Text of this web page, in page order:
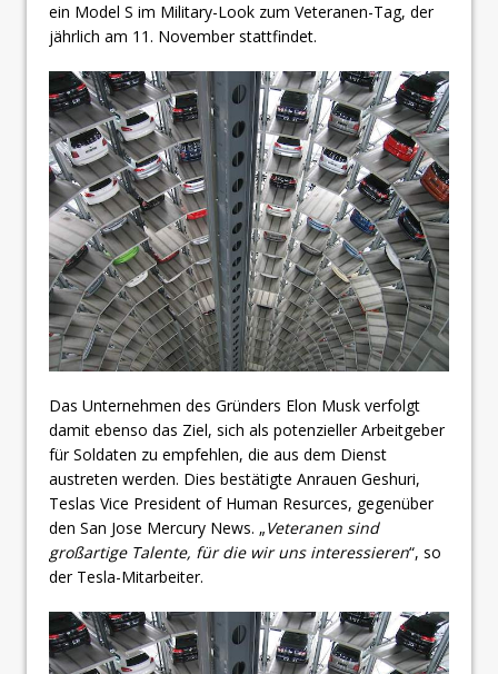
ein Model S im Military-Look zum Veteranen-Tag, der
jährlich am 11. November stattfindet.
Das Unternehmen des Gründers Elon Musk verfolgt
damit ebenso das Ziel, sich als potenzieller Arbeitgeber
für Soldaten zu empfehlen, die aus dem Dienst
austreten werden. Dies bestätigte Anrauen Geshuri,
Teslas Vice President of Human Resurces, gegenüber
den San Jose Mercury News. „Veteranen sind
großartige Talente, für die wir uns interessieren“, so
der Tesla-Mitarbeiter.